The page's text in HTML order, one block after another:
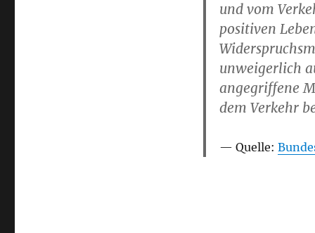
und vom
positiven
unweigerlich
angegriffene
dem Verkehr
Quelle: